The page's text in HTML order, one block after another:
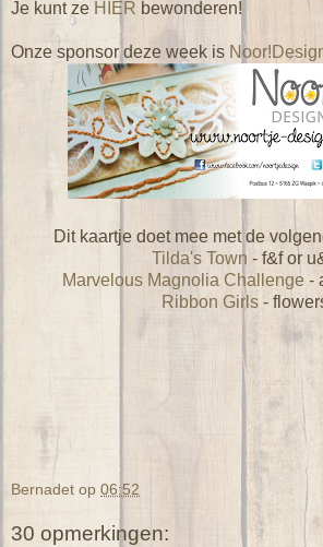
Je kunt ze HIER bewonderen!
Onze sponsor deze week is
Dit kaartje doet mee met de
Tilda's Town - f&f or
Marvelous Magnolia Challenge -
Ribbon Girls-
Bernadet op 06:52
30 opmerkingen: